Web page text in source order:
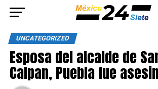
UNCATEGORIZED
Esposa del alcalde de
Calpan, Puebla fue